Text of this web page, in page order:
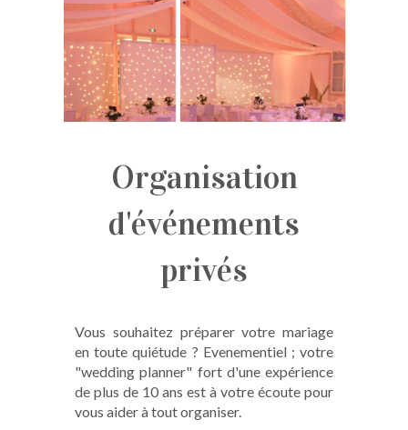
Organisation
d'événements
privés
Vous souhaitez préparer votre mariage
en toute quiétude ? Evenementiel ; votre
"wedding planner" fort d'une expérience
de plus de 10 ans est à votre écoute pour
vous aider à tout organiser.